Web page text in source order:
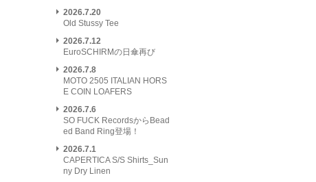
2026.7.20
Old Stussy Tee
2026.7.12
EuroSCHIRMの日傘再び
2026.7.8
MOTO 2505 ITALIAN HORS
E COIN LOAFERS
2026.7.6
SO FUCK RecordsからBead
ed Band Ring登場！
2026.7.1
CAPERTICA S/S Shirts_Sun
ny Dry Linen